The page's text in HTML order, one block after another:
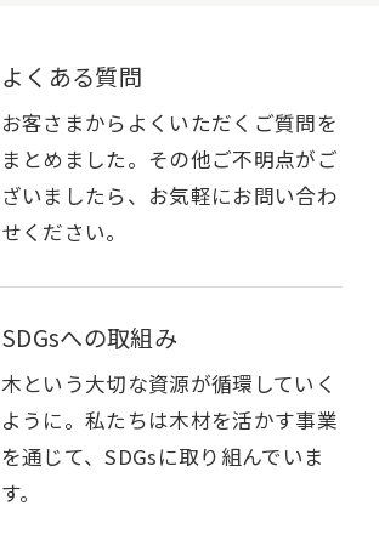
よくある質問
お客さまからよくいただくご質問を
まとめました。その他ご不明点がご
ざいましたら、お気軽にお問い合わ
せください。
SDGsへの取組み
木という大切な資源が循環していく
ように。私たちは木材を活かす事業
を通じて、SDGsに取り組んでいま
す。